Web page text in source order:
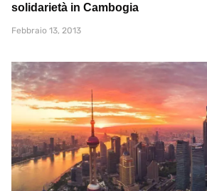
solidarietà in Cambogia
Febbraio 13, 2013